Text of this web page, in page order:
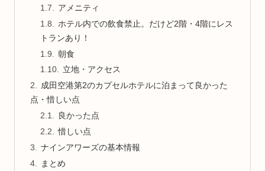
アメニティ
ホテル内での飲食禁止。だけど2階・4階にレス
トランあり！
朝食
立地・アクセス
成田空港第2のカプセルホテルに泊まって良かった
点・惜しい点
良かった点
惜しい点
ナインアワーズの基本情報
まとめ